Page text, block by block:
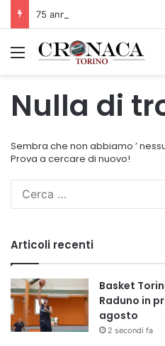
Menu
Nulla di
Sembra che non abbiamo ’
Prova a cercare di nuovo!
Articoli recenti
Basket
Raduno in
agosto
2 secondi fa